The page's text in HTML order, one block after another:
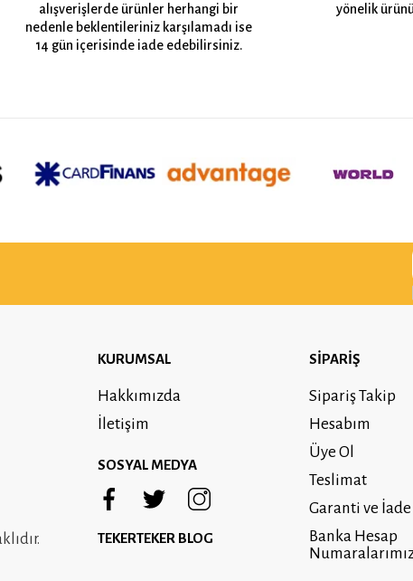
alışverişlerde ürünler herhangi bir
nedenle beklentileriniz karşılamadı ise
14 gün içerisinde iade edebilirsiniz.
yönelik
KURUMSAL
Hakkımızda
İletişim
SOSYAL MEDYA
TEKERTEKER BLOG
SİPARİŞ
Sipariş Takip
Hesabım
Üye Ol
Teslimat
Garanti ve İade
Banka Hesap